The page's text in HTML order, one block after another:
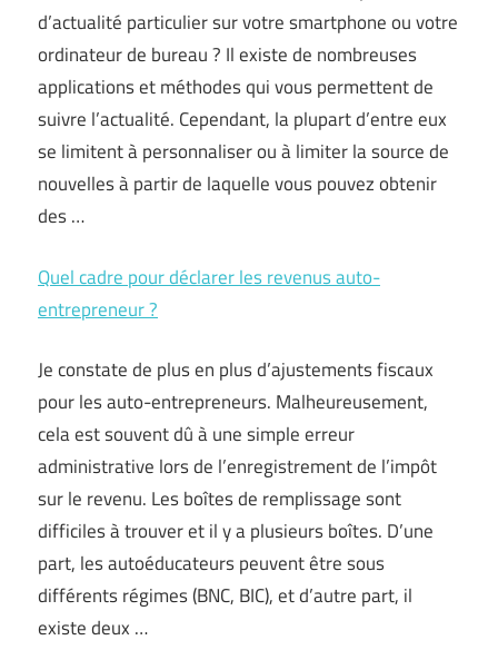
d’actualité particulier sur votre smartphone ou votre
ordinateur de bureau ? Il existe de nombreuses
applications et méthodes qui vous permettent de
suivre l’actualité. Cependant, la plupart d’entre eux
se limitent à personnaliser ou à limiter la source de
nouvelles à partir de laquelle vous pouvez obtenir
des …
Quel cadre pour déclarer les revenus auto-
entrepreneur ?
Je constate de plus en plus d’ajustements fiscaux
pour les auto-entrepreneurs. Malheureusement,
cela est souvent dû à une simple erreur
administrative lors de l’enregistrement de l’impôt
sur le revenu. Les boîtes de remplissage sont
difficiles à trouver et il y a plusieurs boîtes. D’une
part, les autoéducateurs peuvent être sous
différents régimes (BNC, BIC), et d’autre part, il
existe deux …